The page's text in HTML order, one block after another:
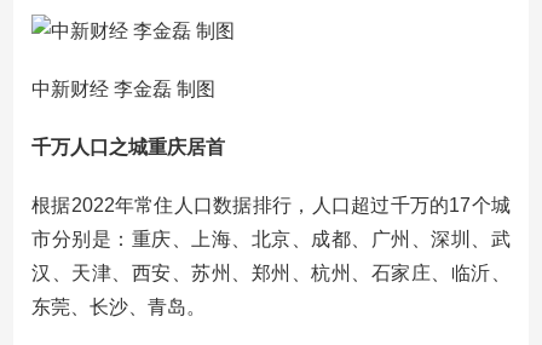
中新财经 李金磊 制图
千万人口之城重庆居首
根据2022年常住人口数据排行，人口超过千万的17个城
市分别是：重庆、上海、北京、成都、广州、深圳、武
汉、天津、西安、苏州、郑州、杭州、石家庄、临沂、
东莞、长沙、青岛。